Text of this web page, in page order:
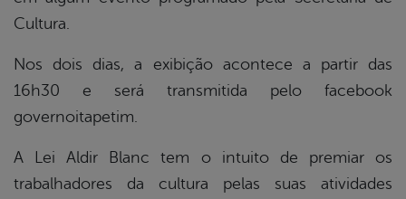
Cultura.
Nos dois dias, a exibição acontece a partir das
16h30 e será transmitida pelo facebook
governoitapetim.
A Lei Aldir Blanc tem o intuito de premiar os
trabalhadores da cultura pelas suas atividades